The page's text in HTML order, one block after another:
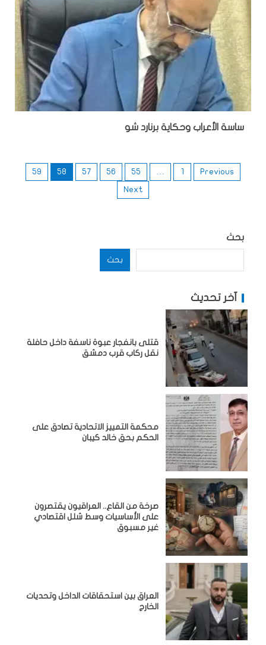
ساسة الأعراب وحكاية برنارد شو
Previous
1
…
55
56
57
58
59
Next
بحث
بحث
آخر تحديث
قتلى بانفجار عبوة ناسفة داخل حافلة
نقل ركاب قرب دمشق
محكمة التمييز الاتحادية تصادق على
الحكم بحق خالد كيبان
صرخة من القاع.. العراقيون يقتصرون
على الأساسيات وسط شلل اقتصادي
غير مسبوق
‏العراق بين استحقاقات الداخل وتحديات
الخارج